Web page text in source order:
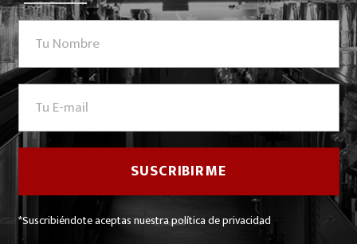
*Suscribiéndote aceptas nuestra política de privacidad